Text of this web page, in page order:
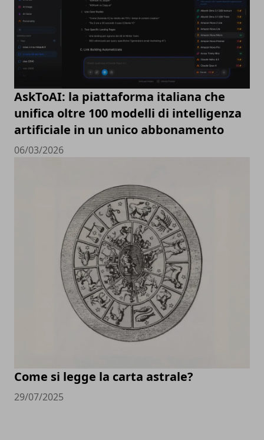
AskToAI: la piattaforma italiana che
unifica oltre 100 modelli di intelligenza
artificiale in un unico abbonamento
06/03/2026
Come si legge la carta astrale?
29/07/2025